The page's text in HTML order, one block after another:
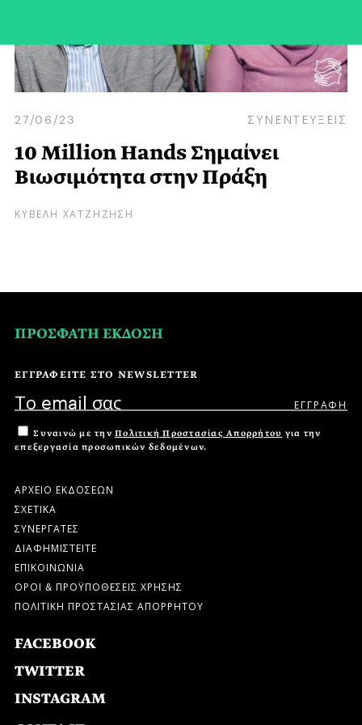
27/06/23 ΣΥΝΕΝΤΕΥΞΕΙΣ
10 Million Hands Σημαίνει
Βιωσιμότητα στην Πράξη
ΚΥΒΕΛΗ ΧΑΤΖΗΖΗΣΗ
ΠΡΟΣΦΑΤΗ ΕΚΔΟΣΗ
ΕΓΓΡΑΦΕΙΤΕ ΣΤΟ NEWSLETTER
Συναινώ με την Πολιτική Προστασίας Απορρήτου για την
επεξεργασία προσωπικών δεδομένων.
ΑΡΧΕΙΟ ΕΚΔΟΣΕΩΝ
ΣΧΕΤΙΚΑ
ΣΥΝΕΡΓΑΤΕΣ
ΔΙΑΦΗΜΙΣΤΕΙΤΕ
ΕΠΙΚΟΙΝΩΝΙΑ
ΟΡΟΙ & ΠΡΟΫΠΟΘΕΣΕΙΣ ΧΡΗΣΗΣ
ΠΟΛΙΤΙΚΗ ΠΡΟΣΤΑΣΙΑΣ ΑΠΟΡΡΗΤΟΥ
FACEBOOK
TWITTER
INSTAGRAM